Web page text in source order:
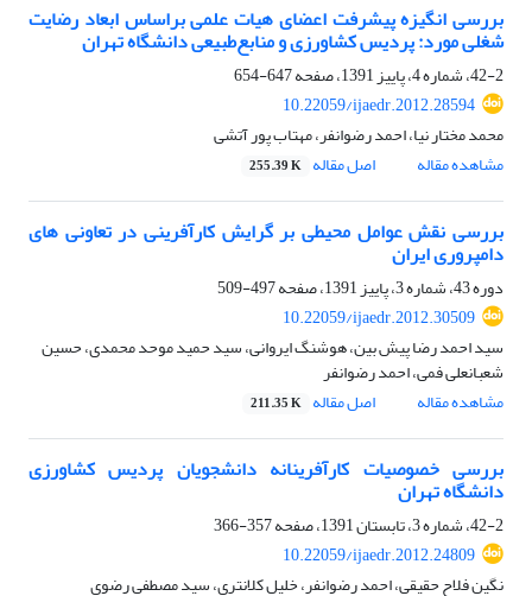
بررسی انگیزه پیشرفت اعضای هیات علمی براساس ابعاد رضایت
شغلی مورد: پردیس کشاورزی و منابع‌طبیعی دانشگاه تهران
42-2، شماره 4، پاییز 1391، صفحه
647-654
10.22059/ijaedr.2012.28594
محمد مختار نیا، احمد رضوانفر، مهتاب پور آتشی
مشاهده مقاله
اصل مقاله 255.39 K
بررسی نقش عوامل محیطی بر گرایش کارآفرینی در تعاونی های
دامپروری ایران
دوره 43، شماره 3، پاییز 1391، صفحه
497-509
10.22059/ijaedr.2012.30509
سید احمد رضا پیش بین، هوشنگ ایروانی، سید حمید موحد محمدی، حسین
شعبانعلی فمی، احمد رضوانفر
مشاهده مقاله
اصل مقاله 211.35 K
بررسی خصوصیات کارآفرینانه دانشجویان پردیس کشاورزی
دانشگاه تهران
42-2، شماره 3، تابستان 1391، صفحه
357-366
10.22059/ijaedr.2012.24809
نگین فلاح حقیقی، احمد رضوانفر، خلیل کلانتری، سید مصطفی رضوی